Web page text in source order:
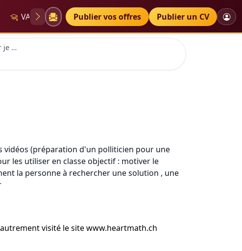
VAE Diplômes Petites annonces
Publier vos offres Publier un CV
Votre demande : bonjour je suis professeur de biologie et je recherche des images des séquences vi
vi
vidéos (préparation d'un polliticien pour une
les utiliser en classe objectif : motiver le
la personne à rechercher une solution , une
visité le site www.heartmath.ch